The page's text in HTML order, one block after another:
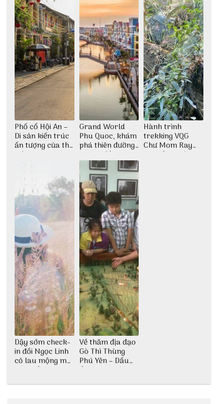
Phố cổ Hội An –
Di sản kiến trúc
ấn tượng của thế
giới
Grand World
Phu Quoc, khám
phá thiên đường
giải trí đầy sôi
động
Hành trình
trekking VQG
Chư Mom Ray
tìm về núi rừng
Dậy sớm check-
in đồi Ngọc Linh
cỏ lau mộng mơ
tại Huế nè bạn
Về thăm địa đạo
Gò Thì Thùng
Phú Yên – Dấu
ấn lịch sử còn